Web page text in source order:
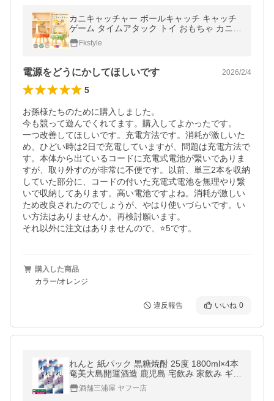
カニキャッチャー ボールキャッチ キャッチ
ゲーム タイムアタック トイ おもちゃ カニ
かに ボール プレゼント クリスマス 誕生日
ギフト 子ども USB充電式
Fkstyle
電源をどうにかしてほしいです 2026/2/4
5
お孫様たちのために購入しました。
今も競って遊んでくれてます。購入してよかったです。
一つ改善してほしいです。充電方法です。消耗が激しいた
め、ひどい時は2日で充電していますが、問題は充電方法で
す。本体から出ているコードに充電式電池が繋いでありま
すが、取り外すのが非常に不便です。以前、単三2本を収納
していた部分に、コードの付いた充電式電池を無理やり繋
いで収納してあります。高い電池ですよね。消耗が激しい
ため改良されたのでしょうが、やはり使いづらいです。い
い方法はありませんか。再検討願います。
それ以外に注文はありませんので、⭐️5です。
購入した商品
カラー/オレンジ
違反報告 いいね 0
れんと 紙パック 黒糖焼酎 25度 1800ml×4本
奄美大島開運酒造 鹿児島 宅飲み 家飲み ギフ
ト お中元 お祝い
酒舗三浦屋 ヤフー店